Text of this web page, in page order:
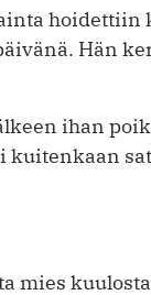
hoidettiin
Hän
ihan
kuitenkaan
mies